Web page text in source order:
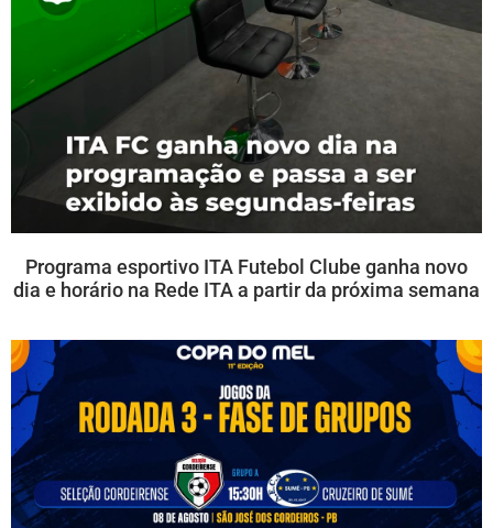
Programa esportivo ITA Futebol Clube ganha novo
dia e horário na Rede ITA a partir da próxima semana